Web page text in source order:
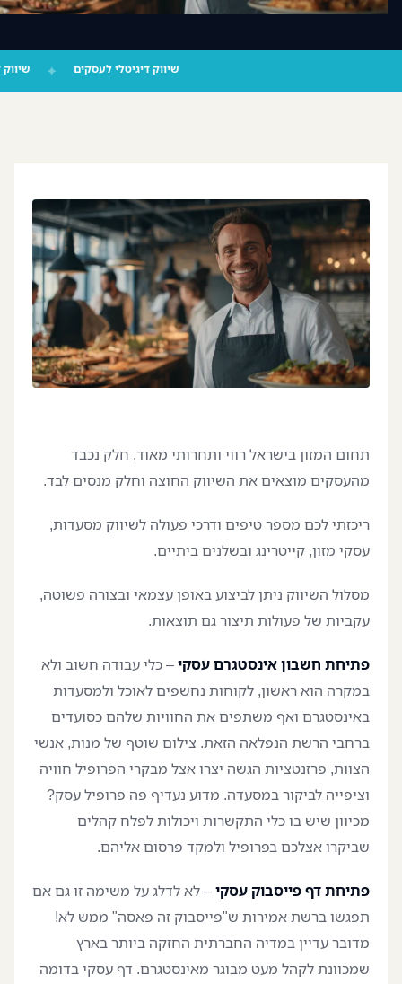
צור קשר
‪055-9924080‬ וואטסאפ
שיווק דיגיטלי לעסקים ✦
תחום המזון בישראל רווי ותחרותי מאוד, חלק נכבד
מהעסקים מוצאים את השיווק החוצה וחלק מנסים לבד.
ריכזתי לכם מספר טיפים ודרכי פעולה לשיווק מסעדות,
עסקי מזון, קייטרינג ובשלנים ביתיים.
מסלול השיווק ניתן לביצוע באופן עצמאי ובצורה פשוטה,
עקביות של פעולות תיצור גם תוצאות.
פתיחת חשבון אינסטגרם עסקי– כלי עבודה חשוב ולא
במקרה הוא ראשון, לקוחות נחשפים לאוכל ולמסעדות
באינסטגרם ואף משתפים את החוויות שלהם כסועדים
ברחבי הרשת הנפלאה הזאת. צילום שוטף של מנות, אנשי
הצוות, פרזנטציות הגשה יצרו אצל מבקרי הפרופיל חוויה
וציפייה לביקור במסעדה. מדוע נעדיף פה פרופיל עסק?
מכיוון שיש בו כלי התקשרות ויכולות לפלח קהלים
שביקרו אצלכם בפרופיל ולמקד פרסום אליהם.
פתיחת דף פייסבוק עסקי– לא לדלג על משימה זו גם אם
תפגשו ברשת אמירות ש"פייסבוק זה פאסה" ממש לא!
מדובר עדיין במדיה החברתית החזקה ביותר בארץ
שמכוונת לקהל מעט מבוגר מאינסטגרם. דף עסקי בדומה